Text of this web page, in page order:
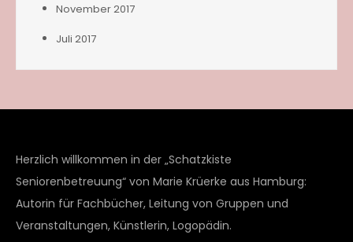
November 2017
Juli 2017
Herzlich willkommen in der „Schatzkiste
Seniorenbetreuung“ von Marie Krüerke aus Hamburg:
Autorin für Fachbücher, Leitung von Gruppen und
Veranstaltungen, Künstlerin, Logopädin.